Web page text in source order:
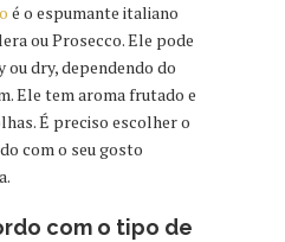
é o espumante italiano
ou Prosecco. Ele pode
dry, dependendo do
Ele tem aroma frutado e
É preciso escolher o
com o seu gosto
com o tipo de